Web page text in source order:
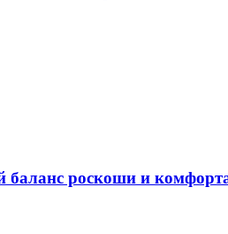
баланс роскоши и